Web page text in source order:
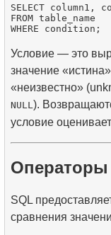
SELECT column1,
FROM table_name
Условие — это
значение
«неизвестно»
NULL ).
условие
Операторы
SQL
сравнения